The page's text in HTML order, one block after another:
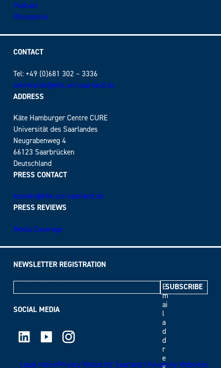
Podcast
Rhinozeros
CONTACT
Tel: +49 (0)681 302 – 3336
sekretariat@khk.uni-saarland.de
ADDRESS
Käte Hamburger Centre CURE
Universität des Saarlandes
Neugrabenweg 4
66123 Saarbrücken
Deutschland
PRESS CONTACT
kontakt@khk.uni-saarland.de
PRESS REVIEWS
Media Coverage
NEWSLETTER REGISTRATION
E
m
ai
l
a
d
d
r
e
SOCIAL MEDIA
LinkedIn Youtube Instagram
Legal noticePrivacy Notice for Saarland University Websites